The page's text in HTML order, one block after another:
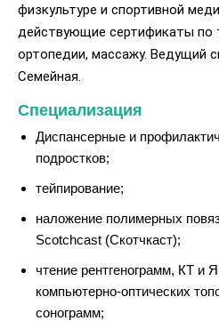
физкультуре и спортивной
действующие сертификаты по
ортопедии, массажу. Ведущий
Семейная.
Специализация
Диспансерные и
подростков;
тейпирование;
наложение полимерных
Scotchcast (Скотчкаст);
чтение рентгенограмм, КТ и
компьютерно-оптических
сонограмм;